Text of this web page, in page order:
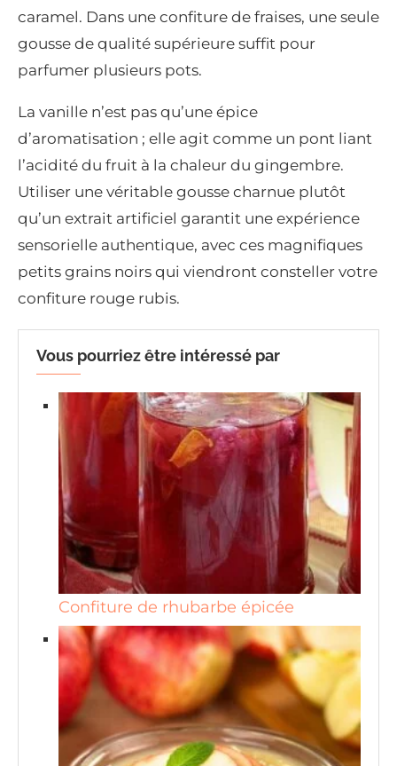
caramel. Dans une confiture de fraises, une seule
gousse de qualité supérieure suffit pour
parfumer plusieurs pots.
La vanille n’est pas qu’une épice
d’aromatisation ; elle agit comme un pont liant
l’acidité du fruit à la chaleur du gingembre.
Utiliser une véritable gousse charnue plutôt
qu’un extrait artificiel garantit une expérience
sensorielle authentique, avec ces magnifiques
petits grains noirs qui viendront consteller votre
confiture rouge rubis.
Vous pourriez être intéressé par
Confiture de rhubarbe épicée